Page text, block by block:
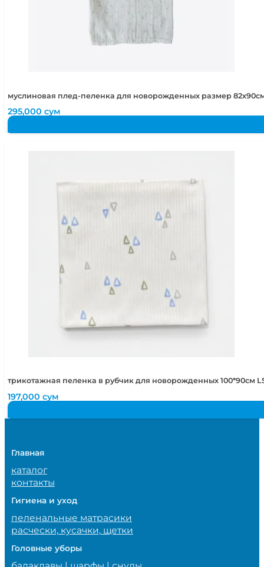
муслиновая плед-пеленка для новорожденных размер
295,000сум
трикотажная пеленка в рубчик для новорожденных 100*90см
197,000сум
Главная
каталог
контакты
Гигиена и уход
пеленальные матрасики
расчески, кусачки, щетки
Головные уборы